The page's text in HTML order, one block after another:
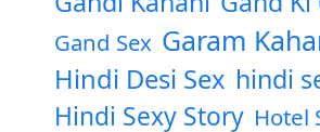
Gand Sex Garam
Hindi Desi Sex hindi
Hindi Sexy Story Hotel